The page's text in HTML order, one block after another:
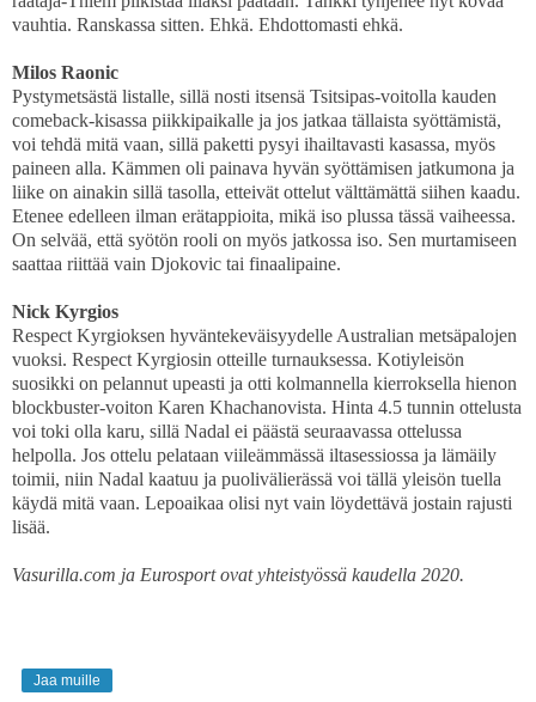
vauhtia. Ranskassa sitten. Ehkä. Ehdottomasti ehkä.
Milos Raonic
Pystymetsästä listalle, sillä nosti itsensä Tsitsipas-voitolla kauden
comeback-kisassa piikkipaikalle ja jos jatkaa tällaista syöttämistä,
voi tehdä mitä vaan, sillä paketti pysyi ihailtavasti kasassa, myös
paineen alla. Kämmen oli painava hyvän syöttämisen jatkumona ja
liike on ainakin sillä tasolla, etteivät ottelut välttämättä siihen kaadu.
Etenee edelleen ilman erätappioita, mikä iso plussa tässä vaiheessa.
On selvää, että syötön rooli on myös jatkossa iso. Sen murtamiseen
saattaa riittää vain Djokovic tai finaalipaine.
Nick Kyrgios
Respect Kyrgioksen hyväntekeväisyydelle Australian metsäpalojen
vuoksi. Respect Kyrgiosin otteille turnauksessa. Kotiyleisön
suosikki on pelannut upeasti ja otti kolmannella kierroksella hienon
blockbuster-voiton Karen Khachanovista. Hinta 4.5 tunnin ottelusta
voi toki olla karu, sillä Nadal ei päästä seuraavassa ottelussa
helpolla. Jos ottelu pelataan viileämmässä iltasessiossa ja lämäily
toimii, niin Nadal kaatuu ja puolivälierässä voi tällä yleisön tuella
käydä mitä vaan. Lepoaikaa olisi nyt vain löydettävä jostain rajusti
lisää.
Vasurilla.com ja Eurosport ovat yhteistyössä kaudella 2020.
Jaa muille